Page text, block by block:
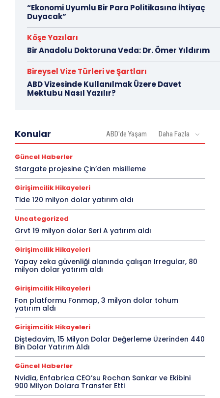
“Ekonomi Uyumlu Bir Para Politikasına İhtiyaç
Duyacak”
Köşe Yazıları
Bir Anadolu Doktoruna Veda: Dr. Ömer Yıldırım
Bireysel Vize Türleri ve Şartları
ABD Vizesinde Kullanılmak Üzere Davet
Mektubu Nasıl Yazılır?
Konular ABD'de Yaşam Daha Fazla
Güncel Haberler
Stargate projesine Çin’den misilleme
Girişimcilik Hikayeleri
Tide 120 milyon dolar yatırım aldı
Uncategorized
Grvt 19 milyon dolar Seri A yatırım aldı
Girişimcilik Hikayeleri
Yapay zeka güvenliği alanında çalışan Irregular, 80
milyon dolar yatırım aldı
Girişimcilik Hikayeleri
Fon platformu Fonmap, 3 milyon dolar tohum
yatırım aldı
Girişimcilik Hikayeleri
Diştedavim, 15 Milyon Dolar Değerleme Üzerinden 440
Bin Dolar Yatırım Aldı
Güncel Haberler
Nvidia, Enfabrica CEO’su Rochan Sankar ve Ekibini
900 Milyon Dolara Transfer Etti